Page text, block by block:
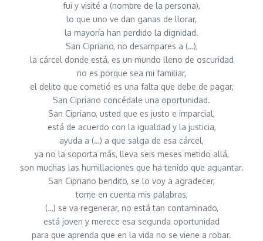
fui y visité a (nombre de la persona),
lo que uno ve dan ganas de llorar,
la mayoría han perdido la dignidad.
San Cipriano, no desampares a (…),
la cárcel donde está, es un mundo lleno de oscuridad
no es porque sea mi familiar,
el delito que cometió es una falta que debe de pagar,
San Cipriano concédale una oportunidad.
San Cipriano, usted que es justo e imparcial,
está de acuerdo con la igualdad y la justicia,
ayuda a (…) a que salga de esa cárcel,
ya no la soporta más, lleva seis meses metido allá,
son muchas las humillaciones que ha tenido que aguantar.
San Cipriano bendito, se lo voy a agradecer,
tome en cuenta mis palabras,
(…) se va regenerar, no está tan contaminado,
está joven y merece esa segunda oportunidad
para que aprenda que en la vida no se viene a robar.